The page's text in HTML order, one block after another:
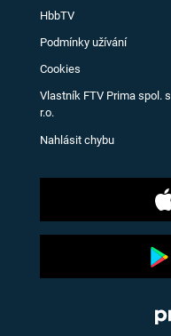
HbbTV
Podmínky užívání
Cookies
Vlastník FTV Prima spol. s
r.o.
Nahlásit chybu